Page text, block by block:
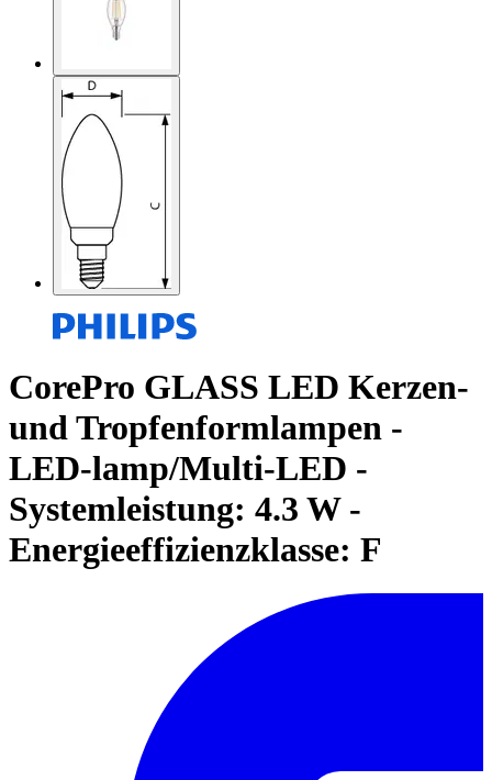
CorePro GLASS LED Kerzen-
und Tropfenformlampen -
LED-lamp/Multi-LED -
Systemleistung: 4.3 W -
Energieeffizienzklasse: F